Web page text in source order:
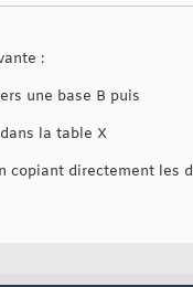
:
une base B puis
la table X
copiant directement les